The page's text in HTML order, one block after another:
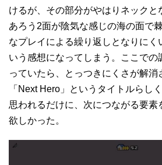
けるが、その部分がやはりネックと
あろう2面が陰気な感じの海の面で
なプレイによる繰り返しとなりにく
いう感想になってしまう。ここでの
っていたら、とっつきにくさが解消
「Next Hero」というタイトルらし
思われるだけに、次につながる要素
欲しかった。